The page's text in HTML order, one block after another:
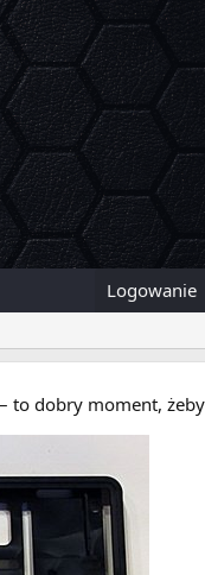
Logowanie
to dobry moment,